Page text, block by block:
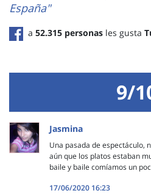
España"
a 52.315 personas les gusta
9/
Jasmina
Una pasada de espectáculo,
aún que los platos estaban
baile y baile comíamos un
17/06/2020 16:23